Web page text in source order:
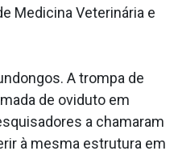
Medicina Veterinária e
A trompa de
de oviduto em
a chamaram
à mesma estrutura em